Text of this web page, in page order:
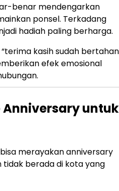
benar mendengarkan
ponsel. Terkadang
hadiah paling berharga.
kasih sudah bertahan
efek emosional
Anniversary untuk
merayakan anniversary
berada di kota yang